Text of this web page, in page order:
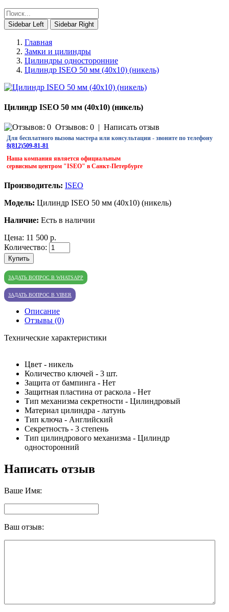
Sidebar Left Sidebar Right
Главная
Замки и цилиндры
Цилиндры односторонние
Цилиндр ISEO 50 мм (40х10) (никель)
Цилиндр ISEO 50 мм (40х10) (никель)
Отзывов: 0 | Написать отзыв
Для бесплатного вызова мастера или консультации - звоните по телефону
8(812)509-81-81
Наша компания является официальным
сервисным центром "ISEO" в Санкт-Петербурге
Производитель: ISEO
Модель: Цилиндр ISEO 50 мм (40х10) (никель)
Наличие: Есть в наличии
Цена: 11 500 р.
Количество:
Купить
ЗАДАТЬ ВОПРОС В WHATSAPP
ЗАДАТЬ ВОПРОС В VIBER
Описание
Отзывы (0)
Технические характеристики
Цвет - никель
Количество ключей - 3 шт.
Защита от бампинга - Нет
Защитная пластина от раскола - Нет
Тип механизма секретности - Цилиндровый
Материал цилиндра - латунь
Тип ключа - Английский
Секретность - 3 степень
Тип цилиндрового механизма - Цилиндр
односторонний
Написать отзыв
Ваше Имя:
Ваш отзыв: